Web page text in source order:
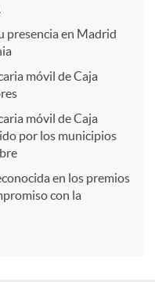
presencia en Madrid
móvil de Caja
móvil de Caja
por los municipios
en los premios
con la